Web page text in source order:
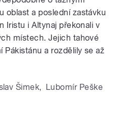
oblast a poslední zastávku
Iristu i Altynaj překonali v
místech. Jejich tahové
Pákistánu a rozdělily se až
Šimek, Lubomír Peške